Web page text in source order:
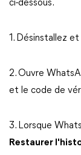
ci-dessous.
1. Désinstallez
2. Ouvre
et le code de
3. Lorsque
Restaurer